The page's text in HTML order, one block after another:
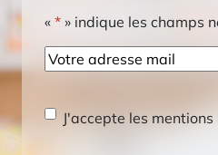
« * » indique les champs
E-
mail
RGPD*
J'accepte les